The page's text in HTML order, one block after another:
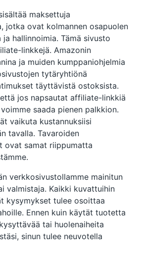
maksettuja
jotka ovat kolmannen osapuolen
hallinnoimia. Tämä sivusto
linkkejä. Amazonin
ja muiden kumppaniohjelmia
tytäryhtiönä
täyttävistä ostoksista.
jos napsautat affiliate-linkkiä
saada pienen palkkion.
vaikuta kustannuksiisi
tavalla. Tavaroiden
ovat samat riippumatta
verkkosivustollamme mainitun
valmistaja. Kaikki kuvattuihin
kysymykset tulee osoittaa
Ennen kuin käytät tuotetta
tai huolenaiheita
sinun tulee neuvotella